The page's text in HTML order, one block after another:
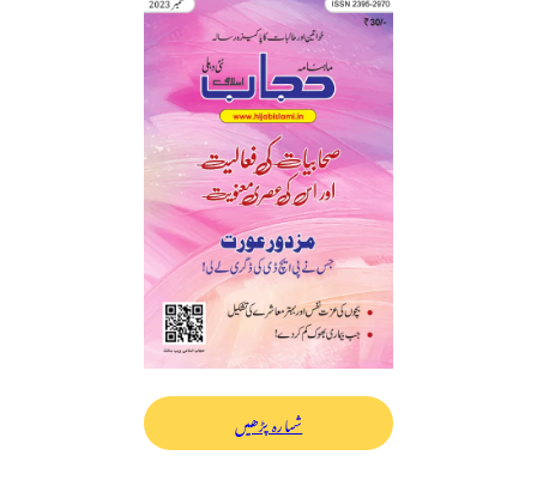
شمارہ پڑھیں